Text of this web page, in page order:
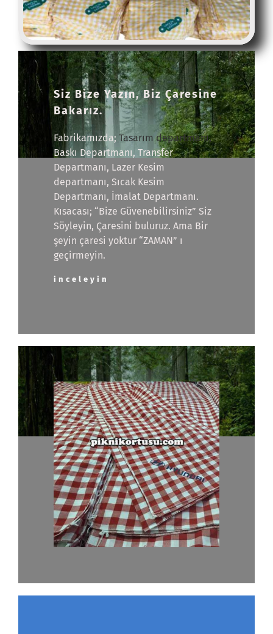
Siz Bize Yazın, Biz Çaresine
Bakarız.
Fabrikamızda;Tasarım departmanı,
Baskı Departmanı, Transfer
Departmanı, Lazer Kesim
departmanı, Sıcak Kesim
Departmanı, İmalat Departmanı.
Kısacası; “Bize Güvenebilirsiniz” Siz
Söyleyin, Çaresini buluruz. Ama Bir
şeyin çaresi yoktur “ZAMAN” ı
geçirmeyin.
inceleyin